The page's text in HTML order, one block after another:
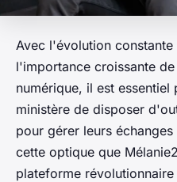
Avec l'évolution
l'importance croissante
numérique, il est essentiel
ministère de disposer
pour gérer leurs
cette optique que
plateforme